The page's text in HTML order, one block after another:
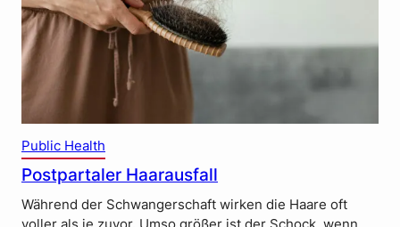
Public Health
Postpartaler Haarausfall
Während der Schwangerschaft wirken die Haare oft